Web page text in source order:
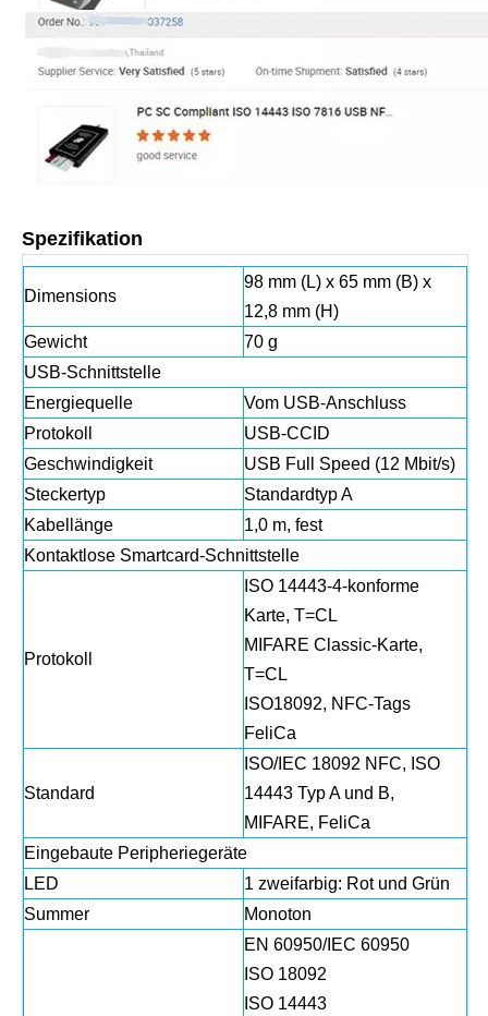
Spezifikation
Dimensions
98 mm (L) x 65 mm (B) x
12,8 mm (H)
Gewicht
70 g
USB-Schnittstelle
Energiequelle
Vom USB-Anschluss
Protokoll
USB-CCID
Geschwindigkeit
USB Full Speed ​​(12 Mbit/s)
Steckertyp
Standardtyp A
Kabellänge
1,0 m, fest
Kontaktlose Smartcard-Schnittstelle
Protokoll
ISO 14443-4-konforme
Karte, T=CL
MIFARE Classic-Karte,
T=CL
ISO18092, NFC-Tags
FeliCa
Standard
ISO/IEC 18092 NFC, ISO
14443 Typ A und B,
MIFARE, FeliCa
Eingebaute Peripheriegeräte
LED
1 zweifarbig: Rot und Grün
Summer
Monoton
EN 60950/IEC 60950
ISO 18092
ISO 14443